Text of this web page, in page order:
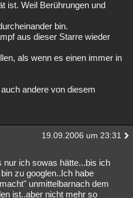
ist. Weil Berührungen und
bin.
aus dieser Starre wieder
als wenn es einen immer in
andere von diesem
19.09.2006 um 23:31
nur ich sowas hätte...bis ich
zu googlen..Ich habe
unmittelbarnach dem
ist..aber nicht mehr so